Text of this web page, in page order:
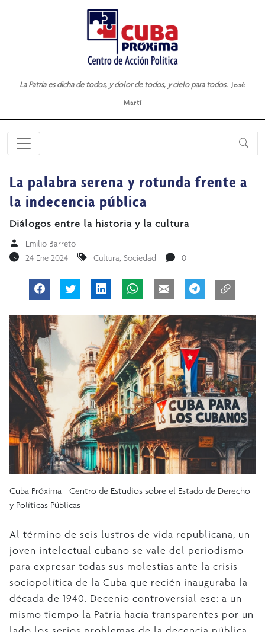
La Patria es dicha de todos, y dolor de todos, y cielo para todos. José
Martí
La palabra serena y rotunda frente a
la indecencia pública
Diálogos entre la historia y la cultura
Emilio Barreto
24 Ene 2024
Cultura, Sociedad 0
Cuba Próxima - Centro de Estudios sobre el Estado de Derecho
y Políticas Públicas
Al término de seis lustros de vida republicana, un
joven intelectual cubano se vale del periodismo
para expresar todas sus molestias ante la crisis
sociopolítica de la Cuba que recién inauguraba la
década de 1940. Decenio controversial ese: a un
mismo tiempo la Patria hacía transparentes por un